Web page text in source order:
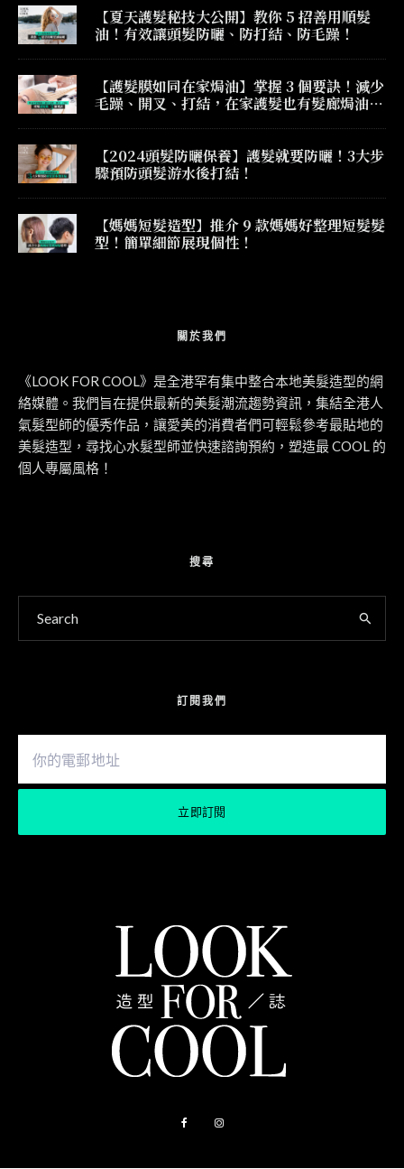
【夏天護髮秘技大公開】教你 5 招善用順髮
油！有效讓頭髮防曬、防打結、防毛躁！
【護髮膜如同在家焗油】掌握 3 個要訣！減少
毛躁、開叉、打結，在家護髮也有髮廊焗油效
【2024頭髮防曬保養】護髮就要防曬！3大步
驟預防頭髮游水後打結！
【媽媽短髮造型】推介 9 款媽媽好整理短髮髮
型！簡單細節展現個性！
關於我們
《LOOK FOR COOL》是全港罕有集中整合本地美髮造型的網
絡媒體。我們旨在提供最新的美髮潮流趨勢資訊，集結全港人
氣髮型師的優秀作品，讓愛美的消費者們可輕鬆參考最貼地的
美髮造型，尋找心水髮型師並快速諮詢預約，塑造最 COOL 的
個人專屬風格！
搜尋
訂閱我們